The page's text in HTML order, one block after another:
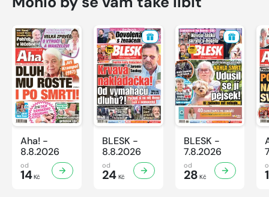
Aha! -
8.8.2026
od
14Kč
BLESK -
8.8.2026
od
24Kč
BLESK -
7.8.2026
od
28 Kč